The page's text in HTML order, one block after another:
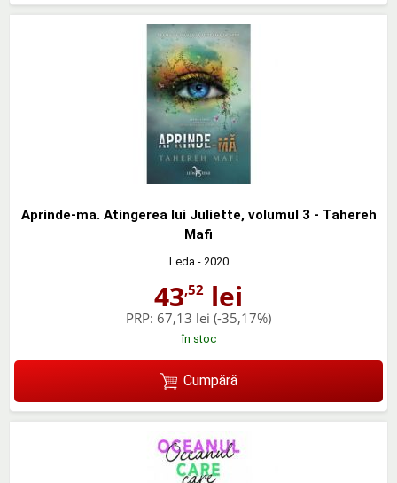
Aprinde-ma. Atingerea lui Juliette, volumul 3 - Tahereh
Mafi
Leda - 2020
43,52 lei
PRP: 67,13 lei (-35,17%)
în stoc
Cumpără